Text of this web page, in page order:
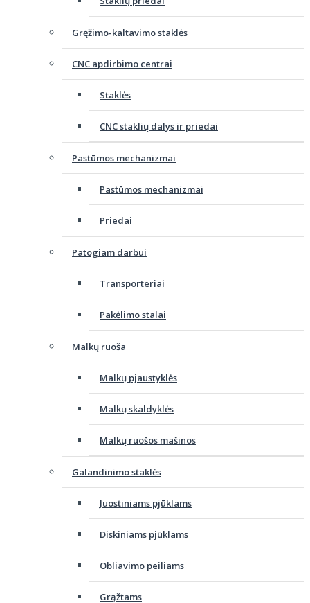
Gręžimo-kaltavimo staklės
CNC apdirbimo centrai
Staklės
CNC staklių dalys ir priedai
Pastūmos mechanizmai
Pastūmos mechanizmai
Priedai
Patogiam darbui
Transporteriai
Pakėlimo stalai
Malkų ruoša
Malkų pjaustyklės
Malkų skaldyklės
Malkų ruošos mašinos
Galandinimo staklės
Juostiniams pjūklams
Diskiniams pjūklams
Obliavimo peiliams
Grąžtams